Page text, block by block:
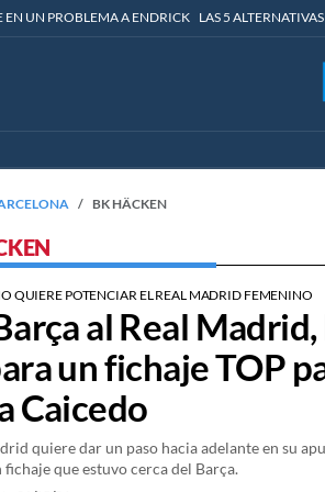
EN UN PROBLEMA A ENDRICK LAS 5
BK HÄCKEN
QUIERE POTENCIAR EL REAL MADRID FEMENINO
al Real
un fichaje TOP
Caicedo
quiere dar un paso hacia adelante en su
fichaje que estuvo cerca del Barça.